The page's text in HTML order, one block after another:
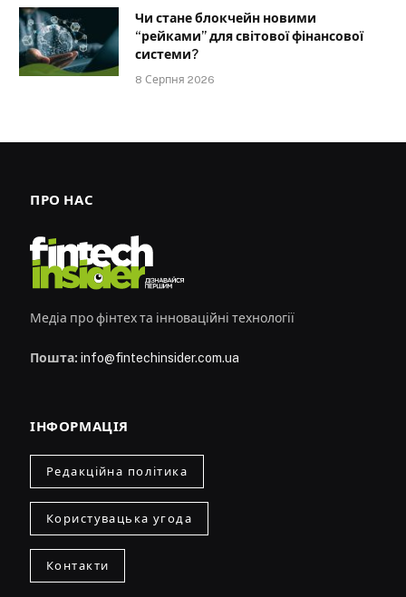
Чи стане блокчейн новими
“рейками” для світової фінансової
системи?
8 Серпня 2026
ПРО НАС
Медіа про фінтех та інноваційні технології
Пошта: info@fintechinsider.com.ua
ІНФОРМАЦІЯ
Редакційна політика
Користувацька угода
Контакти